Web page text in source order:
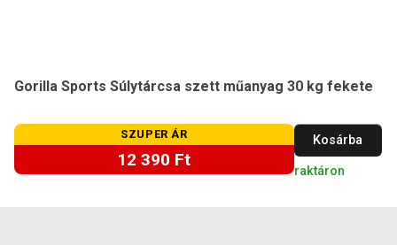
Gorilla Sports Súlytárcsa szett műanyag 30 kg fekete
SZUPER ÁR
12 390 Ft
Kosárba
raktáron